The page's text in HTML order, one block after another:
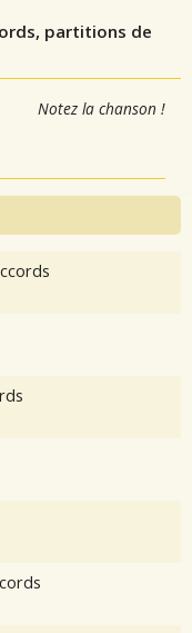
partitions de
Notez la chanson !